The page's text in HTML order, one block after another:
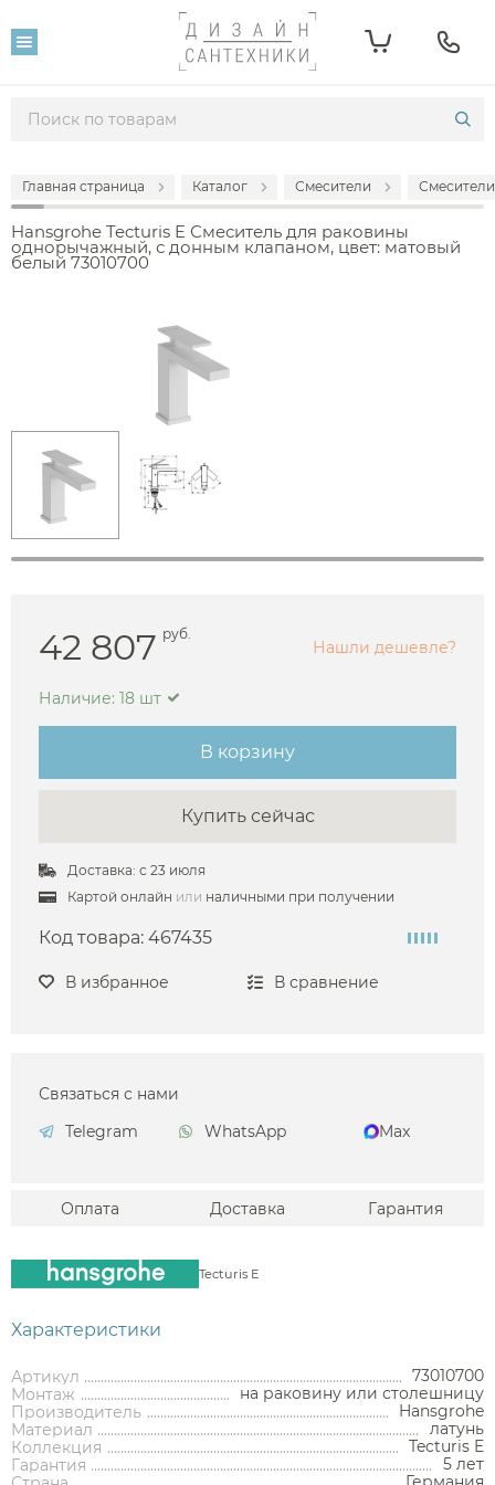
Главная страница Каталог Смесители
Hansgrohe Tecturis E Смеситель для раковины
однорычажный, с донным клапаном, цвет: матовый
белый 73010700
42 807 руб.
Нашли дешевле?
Наличие: 18 шт
В корзину
Купить сейчас
Доставка: с 23 июля
Картой онлайн или наличными при получении
Код товара: 467435
В избранное В сравнение
Связаться с нами
Telegram
WhatsApp Max
Оплата Доставка Гарантия
Tecturis E
Характеристики
Артикул
73010700
Монтаж
на раковину или столешницу
Производитель
Hansgrohe
Материал
латунь
Коллекция
Tecturis E
Гарантия
5 лет